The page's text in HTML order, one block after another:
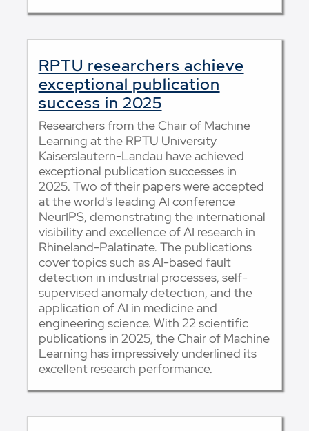
RPTU researchers achieve
exceptional publication
success in 2025
Researchers from the Chair of Machine
Learning at the RPTU University
Kaiserslautern-Landau have achieved
exceptional publication successes in
2025. Two of their papers were accepted
at the world's leading AI conference
NeurIPS, demonstrating the international
visibility and excellence of AI research in
Rhineland-Palatinate. The publications
cover topics such as AI-based fault
detection in industrial processes, self-
supervised anomaly detection, and the
application of AI in medicine and
engineering science. With 22 scientific
publications in 2025, the Chair of Machine
Learning has impressively underlined its
excellent research performance.